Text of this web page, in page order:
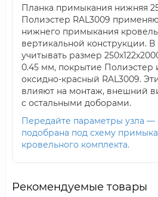
Планка примыкания нижняя
Полиэстер RAL3009
нижнего примыкания
вертикальной конструкции.
учитывать размер
0.45 мм, покрытие Полиэстер
оксидно-красный RAL3009.
влияют на монтаж, внешний
с остальными доборами.
Передайте параметры узла —
подобрана под схему
кровельного комплекта.
Рекомендуемые товары